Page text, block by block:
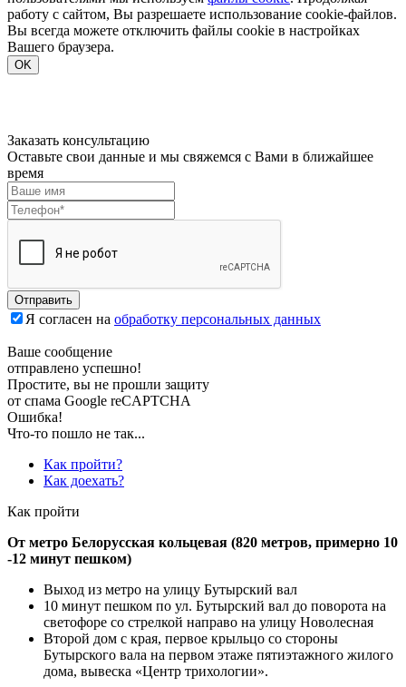
работу с сайтом, Вы разрешаете использование cookie-файлов.
Вы всегда можете отключить файлы cookie в настройках
Вашего браузера.
OK
Заказать консультацию
Оставьте свои данные и мы свяжемся с Вами в ближайшее
время
Отправить
Я согласен на обработку персональных данных
Ваше сообщение
отправлено успешно!
Простите, вы не прошли защиту
от спама Google reCAPTCHA
Ошибка!
Что-то пошло не так...
Как пройти?
Как доехать?
Как пройти
От метро Белорусская кольцевая (820 метров, примерно 10
-12 минут пешком)
Выход из метро на улицу Бутырский вал
10 минут пешком по ул. Бутырский вал до поворота на
светофоре со стрелкой направо на улицу Новолесная
Второй дом с края, первое крыльцо со стороны
Бутырского вала на первом этаже пятиэтажного жилого
дома, вывеска «Центр трихологии».